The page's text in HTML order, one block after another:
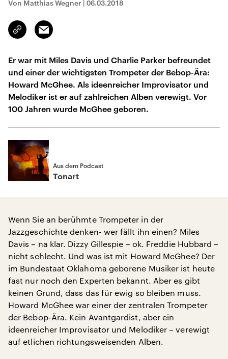
Von Matthias Wegner | 06.03.2018
Link
kopieren/teilen
Email
Er war mit Miles Davis und Charlie Parker befreundet
und einer der wichtigsten Trompeter der Bebop-Ära:
Howard McGhee. Als ideenreicher Improvisator und
Melodiker ist er auf zahlreichen Alben verewigt. Vor
100 Jahren wurde McGhee geboren.
Aus dem Podcast
Tonart
Wenn Sie an berühmte Trompeter in der
Jazzgeschichte denken- wer fällt ihn einen? Miles
Davis – na klar. Dizzy Gillespie – ok. Freddie Hubbard –
nicht schlecht. Und was ist mit Howard McGhee? Der
im Bundestaat Oklahoma geborene Musiker ist heute
fast nur noch den Experten bekannt. Aber es gibt
keinen Grund, dass das für ewig so bleiben muss.
Howard McGhee war einer der zentralen Trompeter
der Bebop-Ära. Kein Avantgardist, aber ein
ideenreicher Improvisator und Melodiker – verewigt
auf etlichen richtungsweisenden Alben.